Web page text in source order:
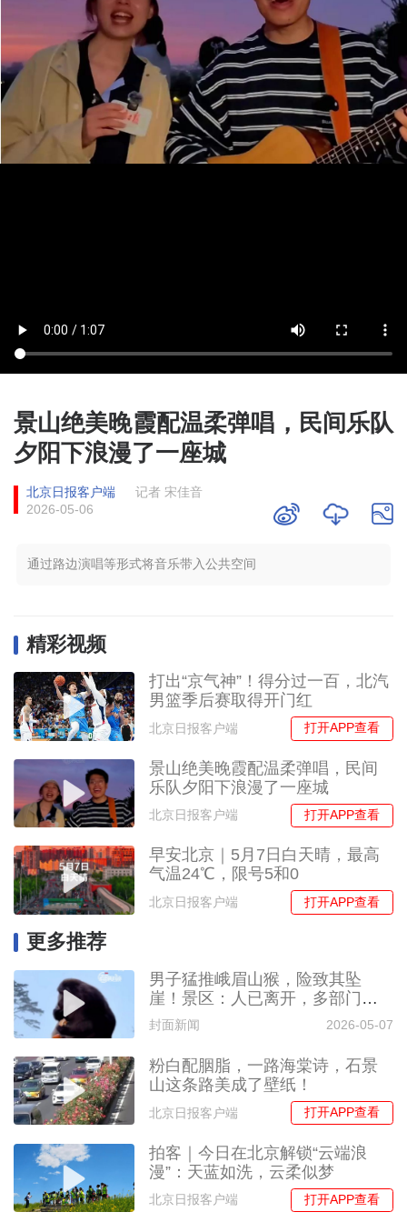
景山绝美晚霞配温柔弹唱，民间乐队
夕阳下浪漫了一座城
北京日报客户端
记者 宋佳音
2026-05-06
通过路边演唱等形式将音乐带入公共空间
精彩视频
打出“京气神”！得分过一百，北汽
男篮季后赛取得开门红
北京日报客户端 打开APP查看
景山绝美晚霞配温柔弹唱，民间
乐队夕阳下浪漫了一座城
北京日报客户端 打开APP查看
早安北京｜5月7日白天晴，最高
气温24℃，限号5和0
北京日报客户端 打开APP查看
更多推荐
男子猛推峨眉山猴，险致其坠
崖！景区：人已离开，多部门介
入调查
封面新闻 2026-05-07
粉白配胭脂，一路海棠诗，石景
山这条路美成了壁纸！
北京日报客户端 打开APP查看
拍客｜今日在北京解锁“云端浪
漫”：天蓝如洗，云柔似梦
北京日报客户端 打开APP查看